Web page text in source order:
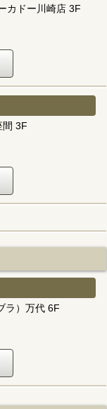
カドー川崎店 3F
間 3F
ラ）万代 6F